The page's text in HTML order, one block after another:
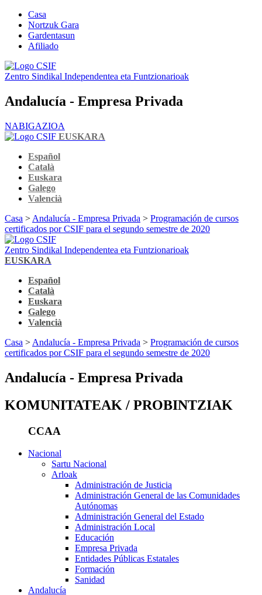
Casa
Nortzuk Gara
Gardentasun
Afiliado
Zentro Sindikal Independentea eta Funtzionarioak
Andalucía - Empresa Privada
NABIGAZIOA
EUSKARA
Español
Català
Euskara
Galego
Valencià
Casa > Andalucía - Empresa Privada > Programación de cursos
certificados por CSIF para el segundo semestre de 2020
Zentro Sindikal Independentea eta Funtzionarioak
EUSKARA
Español
Català
Euskara
Galego
Valencià
Casa > Andalucía - Empresa Privada > Programación de cursos
certificados por CSIF para el segundo semestre de 2020
Andalucía - Empresa Privada
KOMUNITATEAK / PROBINTZIAK
CCAA
Nacional
Sartu Nacional
Arloak
Administración de Justicia
Administración General de las Comunidades
Autónomas
Administración General del Estado
Administración Local
Educación
Empresa Privada
Entidades Públicas Estatales
Formación
Sanidad
Andalucía